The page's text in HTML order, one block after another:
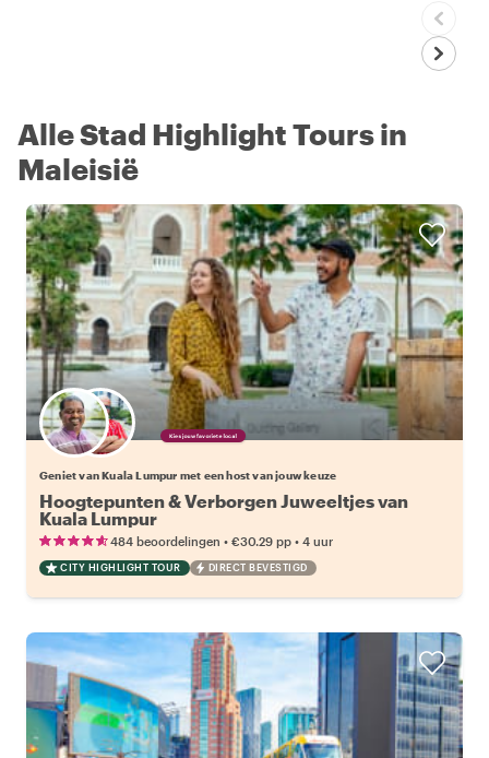
Alle Stad Highlight Tours in
Maleisië
Kies jouw favoriete local
Geniet van Kuala Lumpur met een host van jouw keuze
Hoogtepunten & Verborgen Juweeltjes van
Kuala Lumpur
484 beoordelingen • €30.29 pp • 4 uur
CITY HIGHLIGHT TOUR DIRECT BEVESTIGD